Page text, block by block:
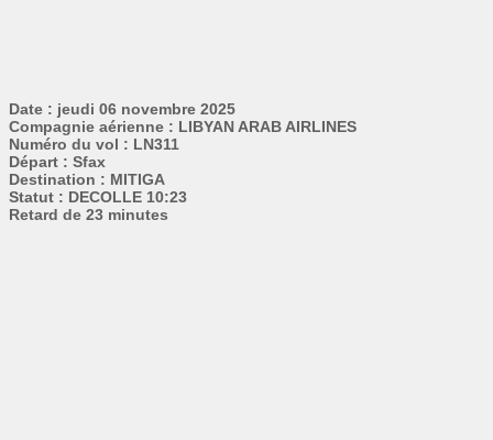
Date : jeudi 06 novembre 2025
Compagnie aérienne : LIBYAN ARAB AIRLINES
Numéro du vol : LN311
Départ : Sfax
Destination : MITIGA
Statut : DECOLLE 10:23
Retard de 23 minutes